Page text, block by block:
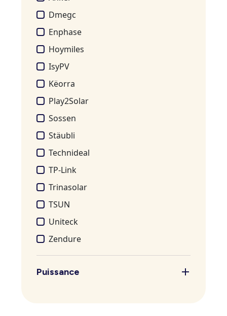
Dmegc
Enphase
Hoymiles
IsyPV
Këorra
Play2Solar
Sossen
Stäubli
Technideal
TP-Link
Trinasolar
TSUN
Uniteck
Zendure
Puissance